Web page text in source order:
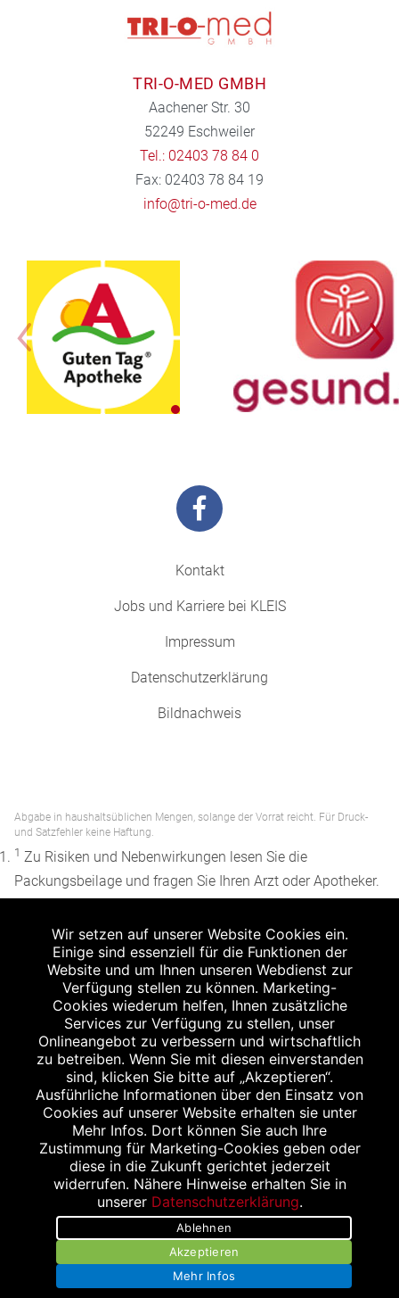
TRI-O-MED GMBH
Aachener Str. 30
52249 Eschweiler
Tel.: 02403 78 84 0
Fax: 02403 78 84 19
info@tri-o-med.de
Kontakt
Jobs und Karriere bei KLEIS
Impressum
Datenschutzerklärung
Bildnachweis
Abgabe in haushaltsüblichen Mengen, solange der Vorrat reicht. Für Druck-
und Satzfehler keine Haftung.
1 Zu Risiken und Nebenwirkungen lesen Sie die
Packungsbeilage und fragen Sie Ihren Arzt oder Apotheker.
Apothekenerstattungspreis (AEP). Der AEP ist keine
unverbindliche Preisempfehlung der Hersteller. Der AEP ist
ein von den Apotheken in Ansatz gebrachter Preis für
rezeptfreie Arzneimittel. Er entspricht in der Höhe dem für
Apotheken verbindlichen Abgabepreis, zu dem eine
Apotheke in bestimmten Fällen (z.B. bei Kindern unter 12
Jahren) das Produkt mit der gesetzlichen
Krankenversicherung abrechnet. Der AEP ist der allgemeine
Erstattungspreis im Falle einer Kostenübernahme durch die
gesetzlichen Krankenkassen, vor Abzug eines
Zwangsrabattes (zur Zeit 5%) nach §130 Abs. 1 SGB V.
Unverbindliche Preisempfehlung des Herstellers (UVP).
powered by apovena.de
Wir setzen auf unserer Website Cookies ein.
Einige sind essenziell für die Funktionen der
Website und um Ihnen unseren Webdienst zur
Verfügung stellen zu können. Marketing-
Cookies wiederum helfen, Ihnen zusätzliche
Services zur Verfügung zu stellen, unser
Onlineangebot zu verbessern und wirtschaftlich
zu betreiben. Wenn Sie mit diesen einverstanden
sind, klicken Sie bitte auf „Akzeptieren“.
Ausführliche Informationen über den Einsatz von
Cookies auf unserer Website erhalten sie unter
Mehr Infos. Dort können Sie auch Ihre
Zustimmung für Marketing-Cookies geben oder
diese in die Zukunft gerichtet jederzeit
widerrufen. Nähere Hinweise erhalten Sie in
unserer Datenschutzerklärung.
Ablehnen
Akzeptieren
Mehr Infos